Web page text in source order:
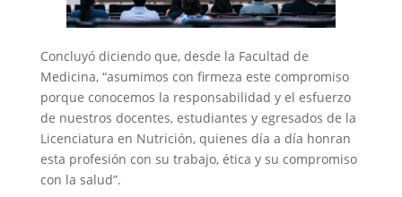
Concluyó diciendo que, desde la Facultad de
Medicina, “asumimos con firmeza este compromiso
porque conocemos la responsabilidad y el esfuerzo
de nuestros docentes, estudiantes y egresados de la
Licenciatura en Nutrición, quienes día a día honran
esta profesión con su trabajo, ética y su compromiso
con la salud”.